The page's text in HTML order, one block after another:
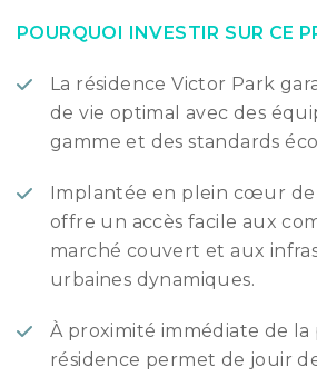
POURQUOI INVESTIR SUR CE
La résidence Victor Park
de vie optimal avec des
gamme et des standards
Implantée en plein cœur de
offre un accès facile aux
marché couvert et aux
urbaines dynamiques.
À proximité immédiate de la
résidence permet de jouir